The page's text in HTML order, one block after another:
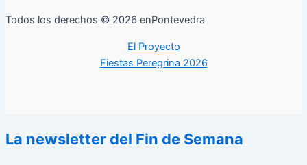
Todos los derechos © 2026 enPontevedra
El Proyecto
Fiestas Peregrina 2026
La newsletter del Fin de Semana